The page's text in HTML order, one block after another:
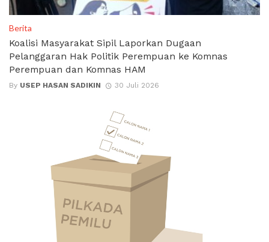
Berita
Koalisi Masyarakat Sipil Laporkan Dugaan
Pelanggaran Hak Politik Perempuan ke Komnas
Perempuan dan Komnas HAM
By USEP HASAN SADIKIN 30 Juli 2026